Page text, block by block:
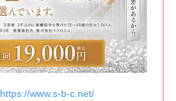
https://www.s-b-c.net/